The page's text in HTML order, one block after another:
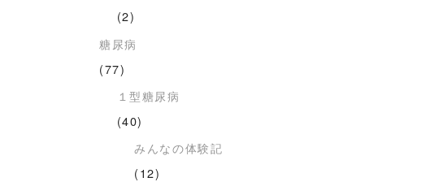
(2)
糖尿病
(77)
１型糖尿病
(40)
みんなの体験記
(12)